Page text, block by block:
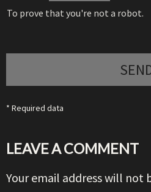
To prove that you're not a robot.
* Required data
LEAVE A COMMENT
Your email address will not